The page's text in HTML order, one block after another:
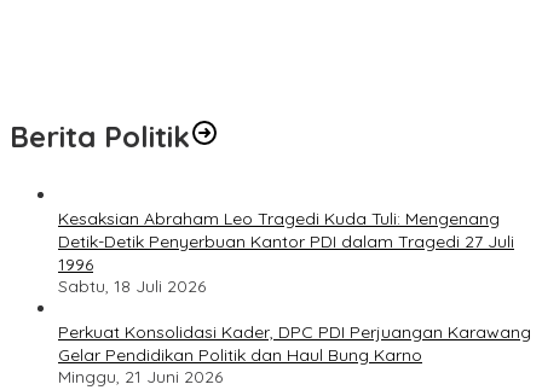
Berita Politik
Kesaksian Abraham Leo Tragedi Kuda Tuli: Mengenang
Detik-Detik Penyerbuan Kantor PDI dalam Tragedi 27 Juli
1996
Sabtu, 18 Juli 2026
Perkuat Konsolidasi Kader, DPC PDI Perjuangan Karawang
Gelar Pendidikan Politik dan Haul Bung Karno
Minggu, 21 Juni 2026